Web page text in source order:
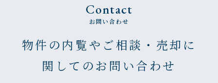
Contact
お問い合わせ
物件の内覧やご相談・売却に
関してのお問い合わせ